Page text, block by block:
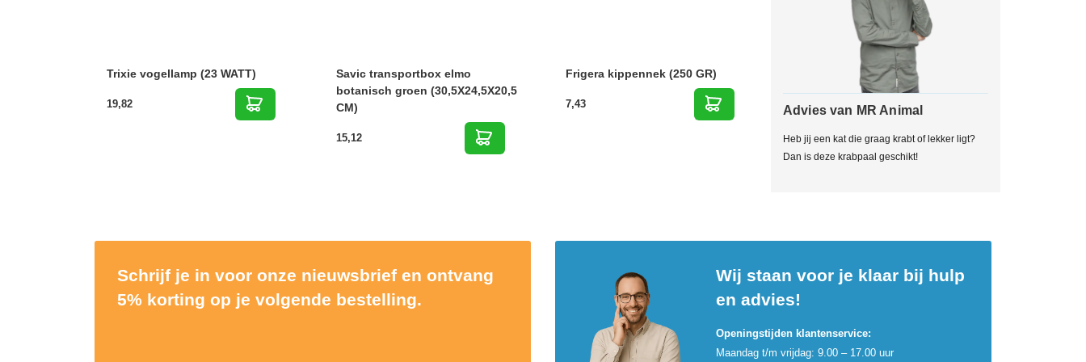
Trixie vogellamp (23 WATT)
19,82
Savic transportbox elmo
botanisch groen (30,5X24,5X20,5
CM)
15,12
Frigera kippennek (250 GR)
7,43 Advies van MR Animal
Heb jij een kat die graag krabt of lekker ligt?
Dan is deze krabpaal geschikt!
Schrijf je in voor onze nieuwsbrief en ontvang
5% korting op je volgende bestelling.
Wij staan voor je klaar bij hulp
en advies!
Openingstijden klantenservice:
Maandag t/m vrijdag: 9.00 – 17.00 uur